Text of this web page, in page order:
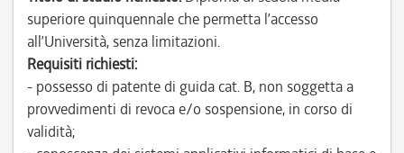
superiore quinquennale che permetta l’accesso
all’Università, senza limitazioni.
Requisiti richiesti:
- possesso di patente di guida cat. B, non soggetta a
provvedimenti di revoca e/o sospensione, in corso di
validità;